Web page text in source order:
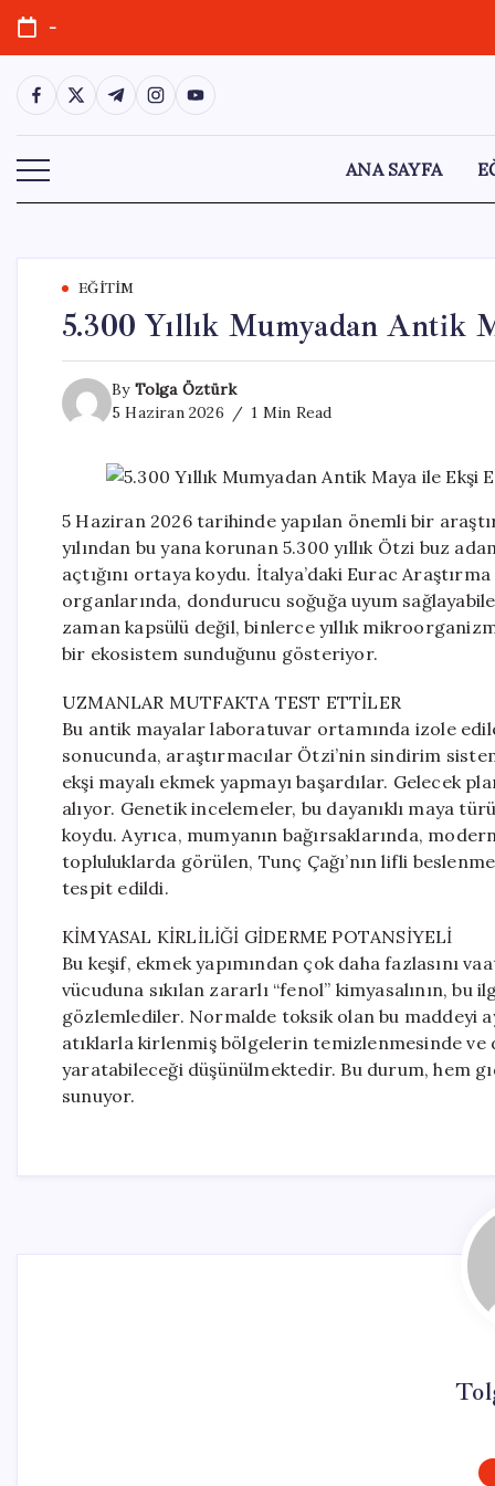
Skip
content
-
https://www.facebook.com/
https://twitter.com/
https://t.me/
https://www.instagram.com/
https://youtube.com/
ANA SAYFA
EĞITIM
5.300 Yıllık Mumyadan Antik
By Tolga Öztürk
5 Haziran 2026
1 Min Read
5 Haziran 2026 tarihinde yapılan önemli bir
yılından bu yana korunan 5.300 yıllık Ötzi buz
açtığını ortaya koydu. İtalya’daki Eurac
organlarında, dondurucu soğuğa uyum
zaman kapsülü değil, binlerce yıllık
bir ekosistem sunduğunu gösteriyor.
UZMANLAR MUTFAKTA TEST ETTİLER
Bu antik mayalar laboratuvar ortamında izole
sonucunda, araştırmacılar Ötzi’nin sindirim
ekşi mayalı ekmek yapmayı başardılar. Gelecek
alıyor. Genetik incelemeler, bu dayanıklı maya
koydu. Ayrıca, mumyanın bağırsaklarında,
topluluklarda görülen, Tunç Çağı’nın lifli
tespit edildi.
KİMYASAL KİRLİLİĞİ GİDERME POTANSİYELİ
Bu keşif, ekmek yapımından çok daha fazlasını
vücuduna sıkılan zararlı “fenol” kimyasalının, bu
gözlemlediler. Normalde toksik olan bu maddeyi
atıklarla kirlenmiş bölgelerin temizlenmesinde
yaratabileceği düşünülmektedir. Bu durum, hem
sunuyor.